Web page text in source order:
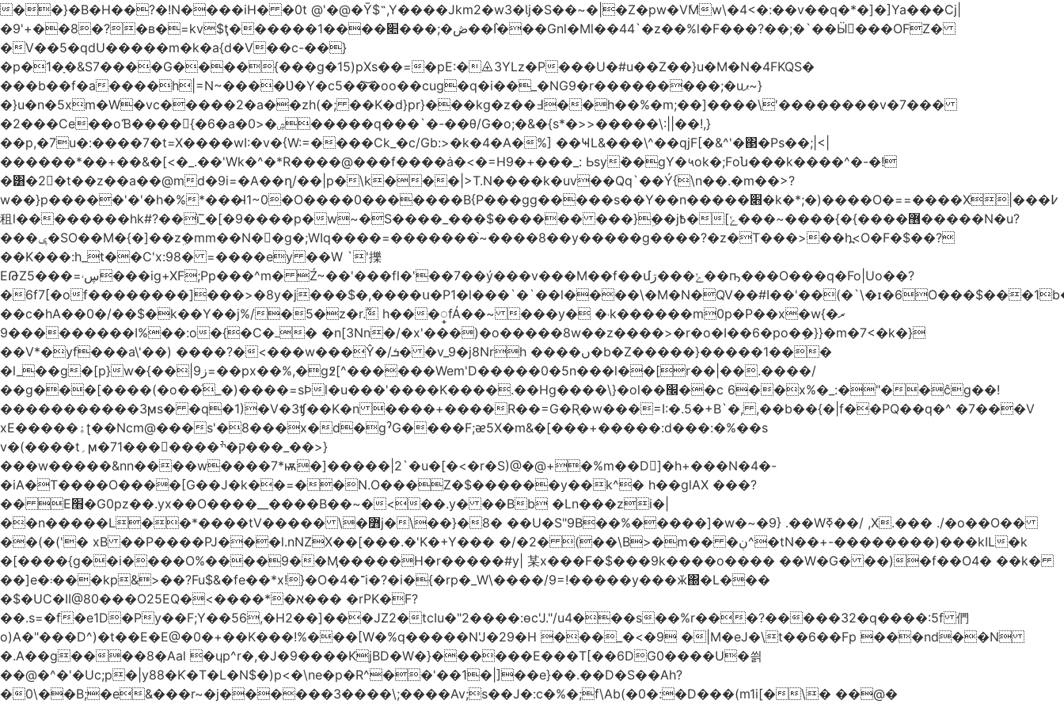
��}�B�H��?�!N����iH� �0t @'�@�Ȳ$˶,Y����Jkm2�w3�Ɩj�S��~�|�Z�pw�V߭Mw\�4<�:��v��q�*�]�]Ya���Cj|
�9'+��8�?�в�=kv$ţ������ڞ�;���׊����1��߮ӏ���Gnl�Ml��44`�z��%l�F���?��;�`��Ӹ���OFZ�
�V��5�qdU�����m�k�a{d�V��c-��}
�p�1�ָ�&S7����G����{���g�15)pXs��=�pE:�⨹3YLz�P���U�#u��Z��}u�M�N�4FKQS�
���b��f�a����h|=N~����Ʋ�Y�c5��͝�oo��cug�q�i��_�NG9�r���������;�uޕ~}
�}u�n�5xm�W�vc�����2�a��zh(�; ��K�d}pr}���kg�z��߃��h��%�m;��]����\'��������v�7���
�2���Ce��oƁ����񀟎{�6�a�ۺ�<0�����q���`�-��θ/G�o;�&�{s*�>>�����\:||��!,}
��p,�7u�:����7�t=X����wI:�v�{W:=����Ck_�с/Gb:>�k�4�A�%] ��ҸL&���\^��qjF[�&^'�΃�Ps��;|<|
������*��+��&�[<�_.��'Wk�^�*R����@���f����ȧ�<�=H9�+���_: Ьsyܵ��gY�५ok�;Fоն���k����^�-�!
�͸�2�t��z��a��@md�9i=�A��ղ/��|p�\k���|>T.N����k�uv��Qq`��Ý{\n��.�m��>?
w��}p�����'�'�h�%*���̴l1~0�O����0�������B{P���gg�����s��Y��n�����׋�k�*;�)����O�==����X|���߇
租l��������hk#?��ï_̃�[�9����p�w~�S����_���$������ ���}ܹ��j߿�[޶����}�}����~���ݺ�����N�u?
���ݷ�SO��Μ�{�]��zܹ�mm��N��g�;WIq����=�������֙~����8��y�����g����?�z�T���>��h߽<О�F�$��?
��K���:h_t��C'x:98� =����ey ��W `'擽
EԹZڛ˓=���5���ig+XF;Pp���^m� Ź~��'���fl�'��7��ý���v���M��f��մݺ���ڗ��ҧ���O���q�Fo|Uo��?
�6f7[�o
��c�hA��0�/��$�k��Y��j%/�5�z�r.߬ h���္fÁ��~ ���y� �˓k������m0p�P��x�wރ�}
���������9I%��:o�{�C�ߺ� �n[3Nn�/�x'���)�o�����8w��z����>�r�o�I��6�po�݂�}}�m�7<�k�}
��V*�yf���a\'��) ����?�<���w���Ŷ�/ܭ� �v_9�j8Nrh ����ں�b�Z�����}�����1���
�l_��g�[p}w�{��|9ز=��px��%,�g߶[^������Wem'D�����0�5n���l��[r��|��.����/
��g���[����(�o��֬_�)����=sϷl�u���'����K����.��Hg����\}�ol��׬��c 6��x%�_:�"��ĉg��!
�����������3ϻs� �q�1)�V�3ʧ��K�n ����+����R��=G�R֪�w���=I:�.5�+B`�, ,��b��{�|f��PQ��q�^ �7���V
xE�����ۀʈ��Ncm@���s'�8���x�d�gˀG����F;ᴂ5X�m&�[���+�����:d���:�%��s
v�(����t؍ϻ�71�������ק�ׯ���_��>}
���w�����&nn����w����7*ѭ�]�����|2`�u�[�<�r�S)@�@+�%m��D]�h+���N�4�-
�iA�T����O����[G��J�k��=��N.O���Z�$������y��k^� h��glAX ���?
�� E׫�G0pz��.yx��O����__����B��~�<��.y� ��Bb �Ln���zi�|
��n�����L��*����tV����� \�߻j�\��}�8� ��U�S"9B��%�����]�w�~�9} .��Wߧ��/ ,X.��� ./�o��O��
��(�('� xB ��P����PJ���l.nNZX��[���.�'K�+Y��� �/�2� (��\B>�m�� �ڹ^�tN��+-��������)���kIL�k
�[����{g��i����O%����9��Ӎ�����H�r�����#y| 某x���F�$���9k����o���� ��W�G� ��)�f��O4� ��k�
��]e�܃���kp&>��?Fu$&�fe��*x!}�O�4�־i�?�i�{�rp�_W\����/9=!�����y���ӂ΀�L���
�$�UC�II@80���O25EQ�<����*�א��� �rPK�F?
��.s=�f�e1D�Py��F;Y��56,�H2��]���JZ2�tcIu�"2����:ɵc'J."/u4���s��%r���?�����32�q����:5f 們
o)A�"���D^)�t��E�E@�0�+��K���!%���[W�%q�����N'J�29�H ���_�<�9 �|M�eJ�\t��6��Fp ���nd��N
�.A��g����8�Aal �ɥp^r�,�J�9����KjBD�W�}������Е���T[��6DG0����U�씕
��@�^�'�Uc;p�|y88�Ƙ�T�L�N$�)p<�\ne�p�R^��'��1�|]��e}��.��D�S��Ah?
�0\��B;�e&���r~�j������3����\;����Av;s��J�:c�%�;f\Αb(�0�:�D���(m1i[�\� ��@�